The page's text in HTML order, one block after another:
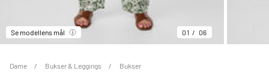
Se modellens mål 01 06
Dame Bukser & Leggings Bukser